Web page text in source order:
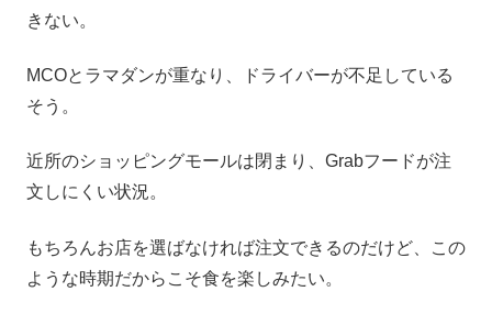
きない。
MCOとラマダンが重なり、ドライバーが不足している
そう。
近所のショッピングモールは閉まり、Grabフードが注
文しにくい状況。
もちろんお店を選ばなければ注文できるのだけど、この
ような時期だからこそ食を楽しみたい。